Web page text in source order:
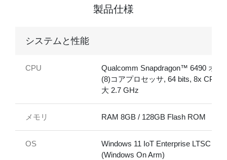
製品仕様
システムと性能
CPU
Qualcomm Snapdragon™ 6490 オク
(8)コアプロセッサ, 64 bits, 8x CPU,
大 2.7 GHz
メモリ RAM 8GB / 128GB Flash ROM
OS
Windows 11 IoT Enterprise LTSC
(Windows On Arm)